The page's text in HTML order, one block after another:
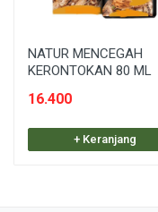
NATUR MENCEGAH
KERONTOKAN 80 ML
16.400
+ Keranjang